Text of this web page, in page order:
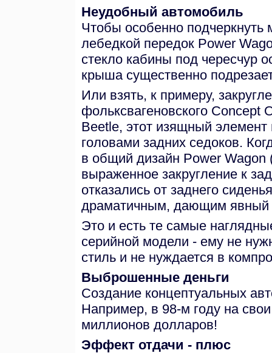
Неудобный автомобиль
Чтобы особенно
лебедкой передок Power
стекло кабины под чересчур
крыша существенно
Или взять, к примеру,
фольксвагеновского Concept
Beetle, этот изящный элемент
головами задних седоков.
в общий дизайн Power Wagon
выраженное закругление к
отказались от заднего
драматичным, дающим явный
Это и есть те самые
серийной модели - ему не
стиль и не нуждается в
Выброшенные деньги
Создание концептуальных
Например, в 98-м году на
миллионов долларов!
Эффект отдачи - плюс